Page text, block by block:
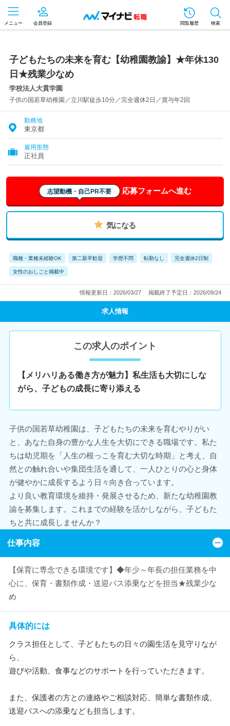
メニュー 会員登録 閲覧履歴 検索
子どもたちの未来を育む【幼稚園教諭】★年休130
日★残業少なめ
学校法人大貫学園
子供の国若草幼稚園／立川駅徒歩10分／完全週休2日／賞与年2回
勤務地
東京都
雇用形態
正社員
志望動機・自己PR不要 応募フォームへ進む
気になる
職種・業種未経験OK 第二新卒歓迎 学歴不問 転勤なし 完全週休2日制
女性のおしごと掲載中
情報更新日：2026/03/27 掲載終了予定日：2026/09/24
求人情報
この求人のポイント
【メリハリある働き方が魅力】私生活も大切にしな
がら、子どもの成長に寄り添える
子供の国若草幼稚園は、子どもたちの未来を育むやりがい
と、あなた自身の豊かな人生を大切にできる職場です。私た
ちは幼児期を「人生の根っこを育む大切な時期」と考え、自
然との触れ合いや集団生活を通して、一人ひとりの心と身体
が健やかに成長するよう日々向き合っています。
より良い教育環境を維持・発展させるため、新たな幼稚園教
諭を募集します。これまでの経験を活かしながら、子どもた
ちと共に成長しませんか？
仕事内容
【保育に専念できる環境です】◆年少～年長の担任業務を中
心に、保育・書類作成・送迎バス添乗などを担当★残業少な
め
具体的には
クラス担任として、子どもたちの日々の園生活を見守りなが
ら、
遊びや活動、食事などのサポートを行っていただきます。
また、保護者の方との連絡やご相談対応、簡単な書類作成、
送迎バスへの添乗なども担当します。